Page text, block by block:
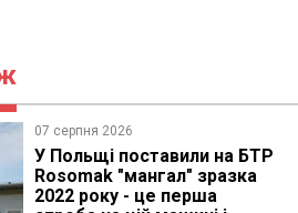
07 серпня 2026
У Польщі поставили на БТР
Rosomak "мангал" зразка
2022 року - це перша